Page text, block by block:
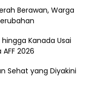
Berawan, Warga
Kanada Usai
2026
Sehat yang Diyakini